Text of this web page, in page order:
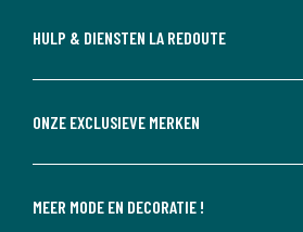
HULP & DIENSTEN LA REDOUTE
ONZE EXCLUSIEVE MERKEN
MEER MODE EN DECORATIE !